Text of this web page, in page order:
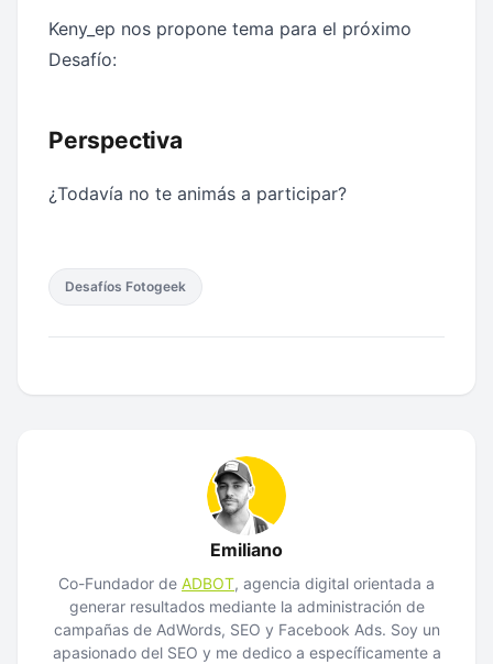
Keny_ep nos propone tema para el próximo
Desafío:
Perspectiva
¿Todavía no te animás a participar?
Desafíos Fotogeek
Emiliano
Co-Fundador de ADBOT, agencia digital orientada a
generar resultados mediante la administración de
campañas de AdWords, SEO y Facebook Ads. Soy un
apasionado del SEO y me dedico a específicamente a